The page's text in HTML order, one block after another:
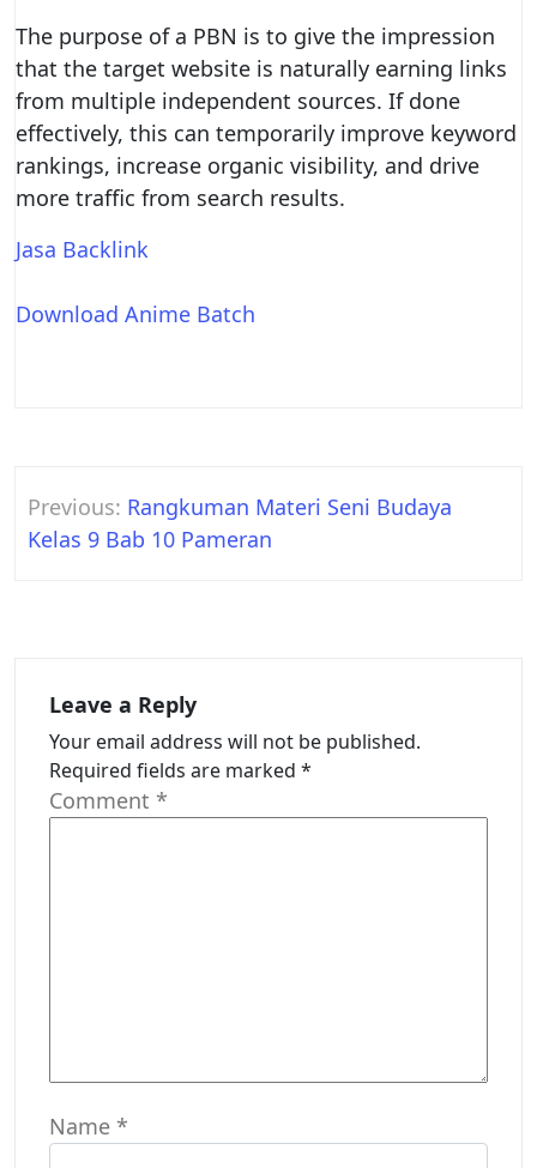
The purpose of a PBN is to give the impression
that the target website is naturally earning links
from multiple independent sources. If done
effectively, this can temporarily improve keyword
rankings, increase organic visibility, and drive
more traffic from search results.
Jasa Backlink
Download Anime Batch
Post
navigation
Previous: Rangkuman Materi Seni Budaya
Kelas 9 Bab 10 Pameran
Leave a Reply
Your email address will not be published.
Required fields are marked *
Comment *
Name *